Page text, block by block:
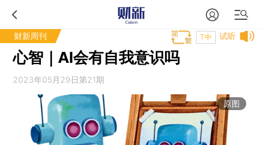
财新周刊 试听
T中
心智｜AI会有自我意识吗
2023年05月29日第21期
原图